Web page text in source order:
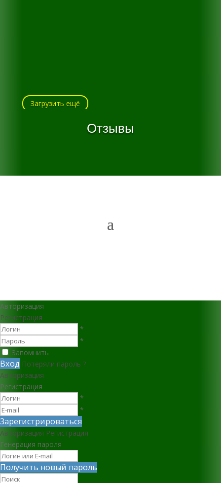
Загрузить ещё
Отзывы
Авторизация
Регистрация
*
*
Запомнить
Вход Потеряли пароль ?
Авторизация
Регистрация
*
*
Зарегистрироваться
Авторизация Регистрация
Генерация пароля
Получить новый пароль